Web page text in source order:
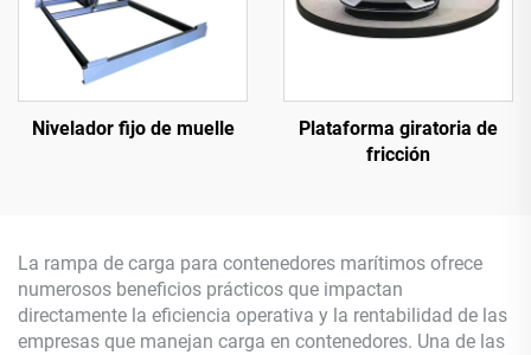
Nivelador fijo de muelle
Plataforma giratoria de
fricción
La rampa de carga para contenedores marítimos ofrece
numerosos beneficios prácticos que impactan
directamente la eficiencia operativa y la rentabilidad de las
empresas que manejan carga en contenedores. Una de las